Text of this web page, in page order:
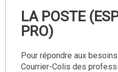
LA POSTE
PRO)
Pour répondre aux
Courrier-Colis des